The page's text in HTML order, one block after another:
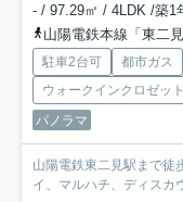
- / 97.29㎡ / 4LDK /築1
山陽電鉄本線「東二
駐車2台可 都市ガス
ウォークインクロゼット
パノラマ
山陽電鉄東二見駅まで徒
イ、マルハチ、ディスカ